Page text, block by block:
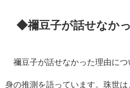
◆禰豆子が話せなか
禰豆子が話せなかった理由につ
身の推測を語っています。珠世